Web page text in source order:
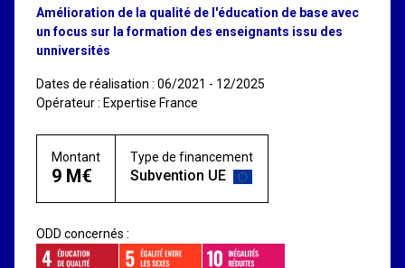
Amélioration de la qualité de l'éducation de base avec
un focus sur la formation des enseignants issu des
unniversités
Dates de réalisation : 06/2021 - 12/2025
Opérateur : Expertise France
Montant
9 M€
Type de financement
Subvention UE
ODD concernés :